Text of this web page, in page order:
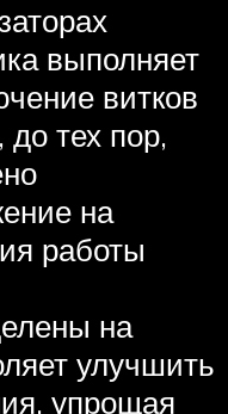
выполняет
витков
тех пор,
на
работы
на
улучшить
упрощая